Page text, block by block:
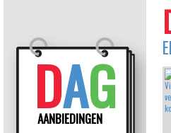
DAG
AANBIEDINGEN